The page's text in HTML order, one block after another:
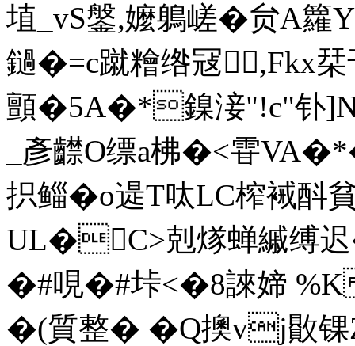
埴_vS鎜,嬤鵢嵯�贠A
鐹�=c蹴糩绺冦,Fkx
顫 �5A�*鎳淁"!c"钋
_彥齽O缥a柫� <雸
抧鲻�o遈T呔LC榨裓
UL�C>剋煫蝉縬缚
�#哯�#垰<�8誺媂
�(質整� �Q擙vj贁